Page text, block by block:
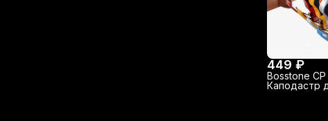
449 ₽
Bosstone CP
Каподастр